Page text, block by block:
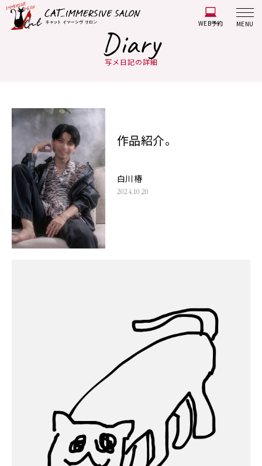
WEB予約 MENU
Diary
写メ日記の詳細
作品紹介。
白川椿
2024.10.20